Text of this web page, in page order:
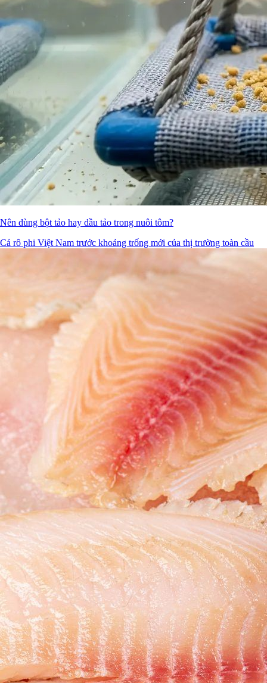
Nên dùng bột tảo hay dầu tảo trong nuôi tôm?
Cá rô phi Việt Nam trước khoảng trống mới của thị trường toàn cầu